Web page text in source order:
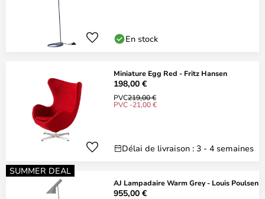
En stock
Miniature Egg Red - Fritz Hansen
198,00 €
PVC219,00 €
PVC -21,00 €
Délai de livraison : 3 - 4 semaines
SUMMER DEAL
AJ Lampadaire Warm Grey - Louis Poulsen
955,00 €